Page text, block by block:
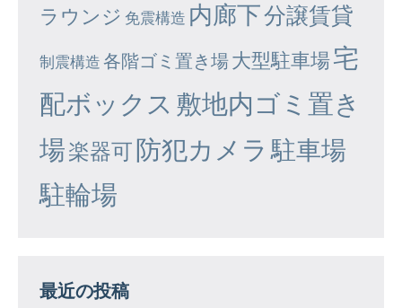
ラウンジ 免震構造 内廊下分譲賃貸
制震構造 各階ゴミ置き場大型駐車場宅
配ボックス 敷地内ゴミ置き
場楽器可防犯カメラ 駐車場
駐輪場
最近の投稿